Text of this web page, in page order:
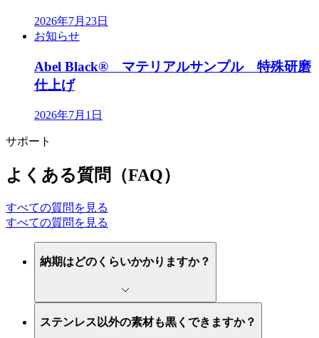
2026年7月23日
お知らせ
Abel Black® マテリアルサンプル 特殊研磨
仕上げ
2026年7月1日
サポート
よくある質問（FAQ）
すべての質問を見る
すべての質問を見る
納期はどのくらいかかりますか？
ステンレス以外の素材も黒くできますか？